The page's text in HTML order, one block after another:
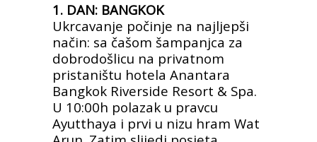
1. DAN: BANGKOK
Ukrcavanje počinje na najljepši
način: sa čašom šampanjca za
dobrodošlicu na privatnom
pristaništu hotela Anantara
Bangkok Riverside Resort & Spa.
U 10:00h polazak u pravcu
Ayutthaya i prvi u nizu hram Wat